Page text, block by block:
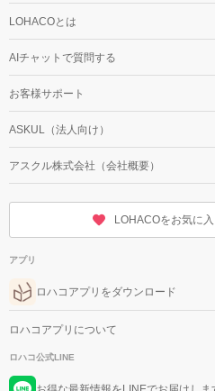
LOHACOとは
AIチャットで質問する
お客様サポート
ASKUL（法人向け）
アスクル株式会社（会社概要）
LOHACOをお気に
アプリ
ロハコアプリをダウンロード
ロハコアプリについて
ロハコ公式LINE